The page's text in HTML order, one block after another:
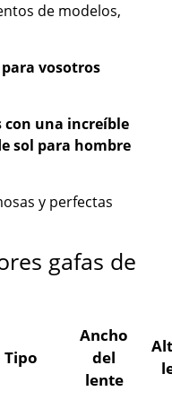
de modelos,
vosotros
con una increíble
sol para hombre
y perfectas
gafas de
Tipo
Ancho
del
lente